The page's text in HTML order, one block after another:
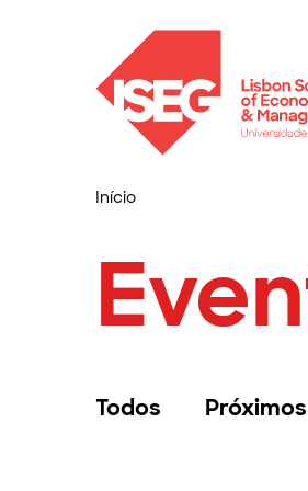
Início
Todos Próximos